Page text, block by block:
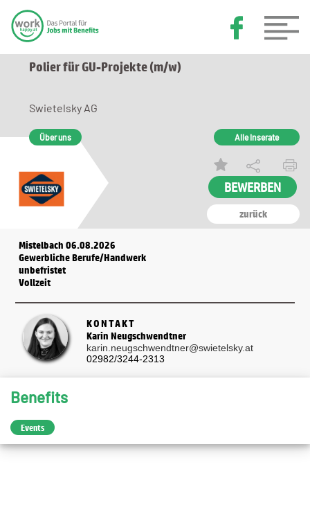
Polier für GU-Projekte (m/w)
zurück
Swietelsky AG
Über uns Alle Inserate
BEWERBEN
Mistelbach 06.08.2026
Gewerbliche Berufe/Handwerk
unbefristet
Vollzeit
KONTAKT
Karin Neugschwendtner
karin.neugschwendtner@swietelsky.at
02982/3244-2313
Benefits
Events